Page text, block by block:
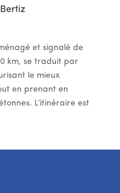
et signalé de
km, se traduit par
le mieux
en prenant en
L’itinéraire est